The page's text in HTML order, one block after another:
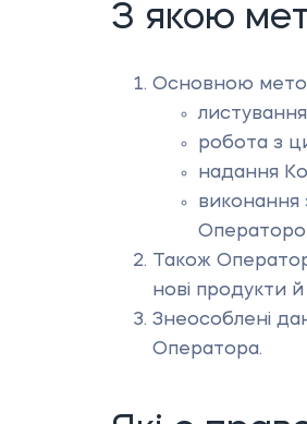
З якою
Основною
робота з
надання
виконання
Також
нові продукти
Знеособлені
Оператора.